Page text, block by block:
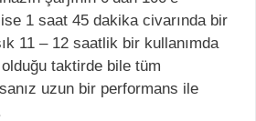
1 saat 45 dakika civarında bir
11 – 12 saatlik bir kullanımda
taktirde bile tüm
uzun bir performans ile